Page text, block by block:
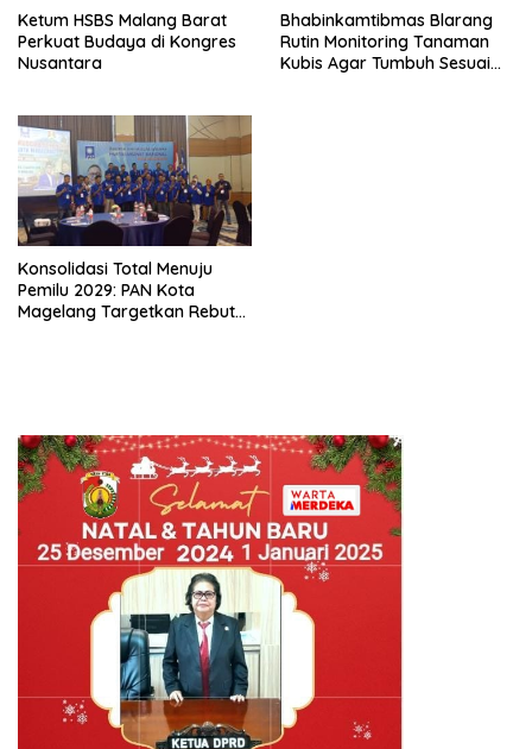
Ketum HSBS Malang Barat
Perkuat Budaya di Kongres
Nusantara
Bhabinkamtibmas Blarang
Rutin Monitoring Tanaman
Kubis Agar Tumbuh Sesuai
Konsolidasi Total Menuju
Pemilu 2029: PAN Kota
Magelang Targetkan Rebut